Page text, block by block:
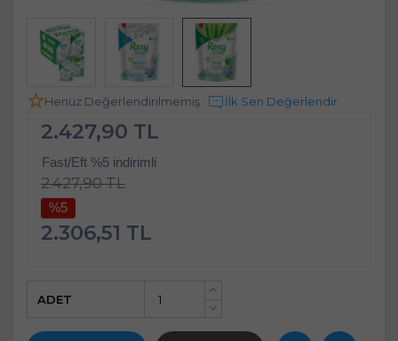
Henüz Değerlendirilmemiş İlk Sen Değerlendir
2.427,90 TL
Fast/Eft %5 indirimli
2.427,90 TL
%5
2.306,51 TL
+
ADET